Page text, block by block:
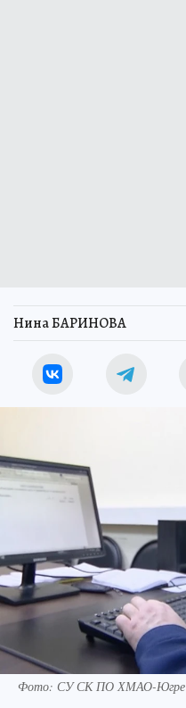
Нина БАРИНОВА
Фото: СУ СК ПО ХМАО-Югре